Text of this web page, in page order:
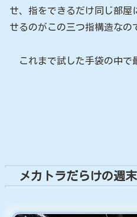
せ、指をできるだけ同じ部屋
せるのがこの三つ指構造なの
これまで試した手袋の中で
メカトラだらけの週